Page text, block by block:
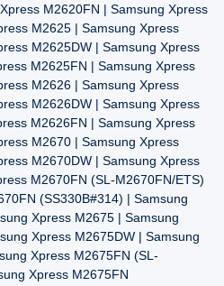
M2620FN | Samsung Xpress
M2625 | Samsung Xpress
M2625DW | Samsung Xpress
M2625FN | Samsung Xpress
M2626 | Samsung Xpress
M2626DW | Samsung Xpress
M2626FN | Samsung Xpress
M2670 | Samsung Xpress
M2670DW | Samsung Xpress
M2670FN (SL-M2670FN/ETS)
(SS330B#314) | Samsung
Xpress M2675 | Samsung
Xpress M2675DW | Samsung
Xpress M2675FN (SL-
Xpress M2675FN